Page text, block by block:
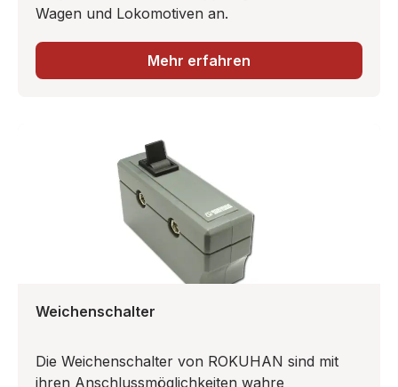
Wagen und Lokomotiven an.
Mehr erfahren
Weichenschalter
Die Weichenschalter von ROKUHAN sind mit
ihren Anschlussmöglichkeiten wahre